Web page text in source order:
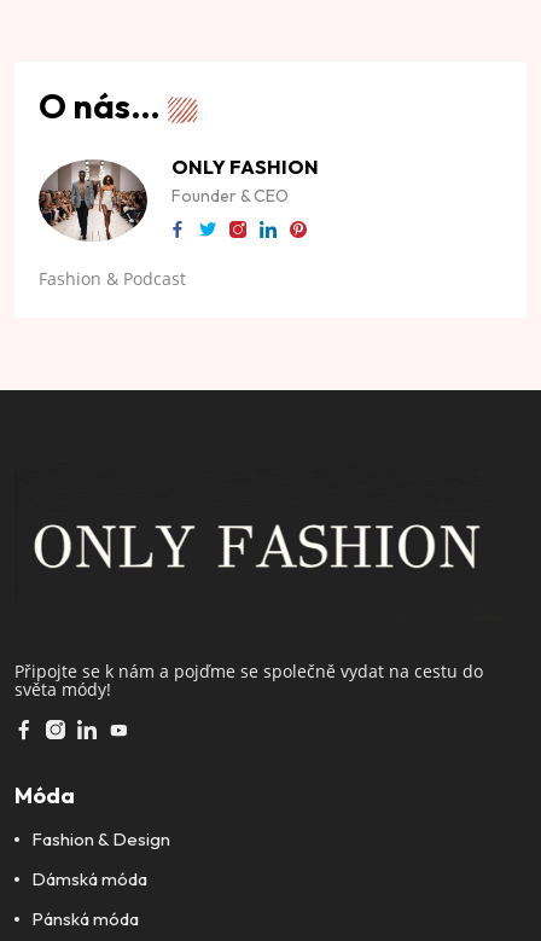
O nás…
ONLY FASHION
Founder & CEO
Fashion & Podcast
Připojte se k nám a pojďme se společně vydat na cestu do
světa módy!
Móda
Fashion & Design
Dámská móda
Pánská móda